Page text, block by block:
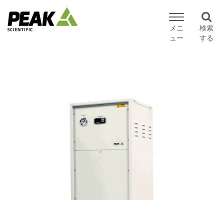
メニ
ュー
検索
する